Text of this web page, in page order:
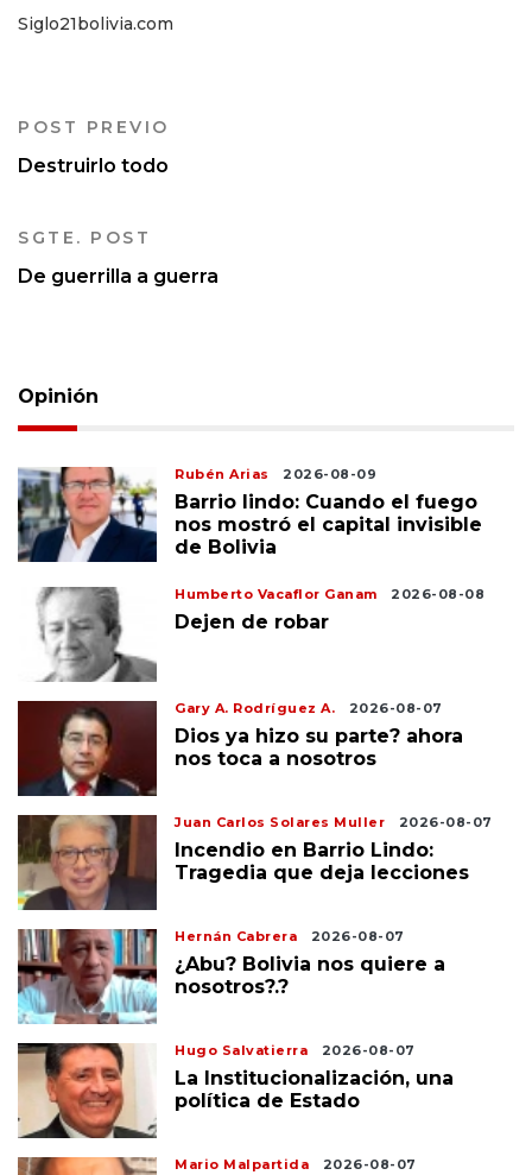
Siglo21bolivia.com
POST PREVIO
Destruirlo todo
SGTE. POST
De guerrilla a guerra
Opinión
Rubén Arias 2026-08-09
Barrio lindo: Cuando el fuego
nos mostró el capital invisible
de Bolivia
Humberto Vacaflor Ganam 2026-08-08
Dejen de robar
Gary A. Rodríguez A. 2026-08-07
Dios ya hizo su parte? ahora
nos toca a nosotros
Juan Carlos Solares Muller 2026-08-07
Incendio en Barrio Lindo:
Tragedia que deja lecciones
Hernán Cabrera 2026-08-07
¿Abu? Bolivia nos quiere a
nosotros?.?
Hugo Salvatierra 2026-08-07
La Institucionalización, una
política de Estado
Mario Malpartida 2026-08-07